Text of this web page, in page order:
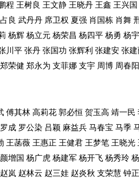
程 王树良 王文静 王晓丹 王鑫 王兴国
良 武丹丹 席卫权 夏强 肖国栋 肖舞
杨辉 杨立元 杨荣昌 杨四平 杨勇 杨
川平 张丹 张国功 张辉利 张建安 张建
郑荣健 郑永为 支菲娜 支宇 周博 周春阳
傅其林 高莉花 郭必恒 贺玉高 靖一民
罗成 罗公染 吕颖 麻益兵 马春宝 马季
王菡薇 王惠正 王健君 王梦笔 王晓光
颜增国 杨广虎 杨建军 杨开飞 杨秀玲
赵岚 赵林云 赵三娃 赵炎秋 支荣慧 钟